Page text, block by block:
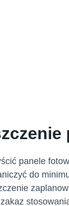
panele
do